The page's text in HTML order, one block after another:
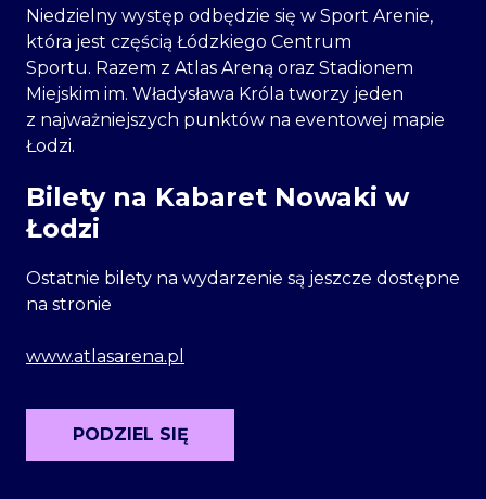
Niedzielny występ odbędzie się w Sport Arenie,
która jest częścią Łódzkiego Centrum
Sportu. Razem z Atlas Areną oraz Stadionem
Miejskim im. Władysława Króla tworzy jeden
z najważniejszych punktów na eventowej mapie
Łodzi.
Bilety na Kabaret Nowaki w
Łodzi
Ostatnie bilety na wydarzenie są jeszcze dostępne
na stronie
www.atlasarena.pl
PODZIEL SIĘ